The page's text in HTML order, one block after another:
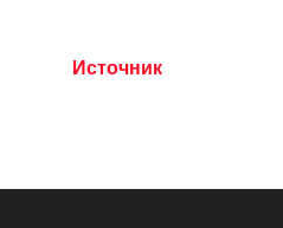
Источник